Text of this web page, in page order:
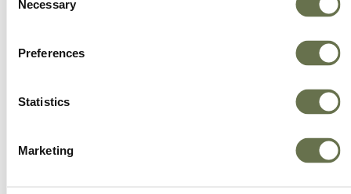
Selection
Necessary
Preferences
Statistics
Marketing
Empoderamos a nuestros clientes para que
alcancen niveles más altos de éxito.
Ofrecemos más opciones, mejor valor y un gran
servicio.